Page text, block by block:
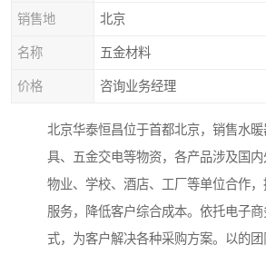
销售地 北京
名称 五金材料
价格 咨询业务经理
北京华泰恒昌位于首都北京，销售水
具、五金交电等物资，各产品涉及国
物业、学校、酒店、工厂等单位合作
服务，降低客户综合成本。依托电子
式，为客户解决各种采购方案。以的